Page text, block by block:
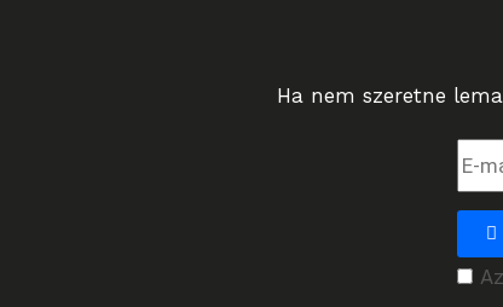
Ha nem szeretne
Az